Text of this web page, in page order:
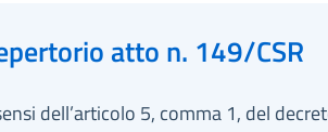
atto n. 149/CSR
dell’articolo 5, comma 1, del